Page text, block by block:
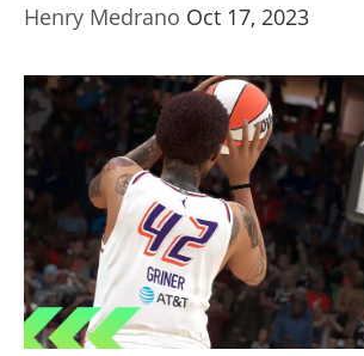
Henry Medrano Oct 17, 2023